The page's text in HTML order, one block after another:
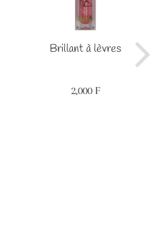
Brillant à lèvres
Prix
2,000 F2,000